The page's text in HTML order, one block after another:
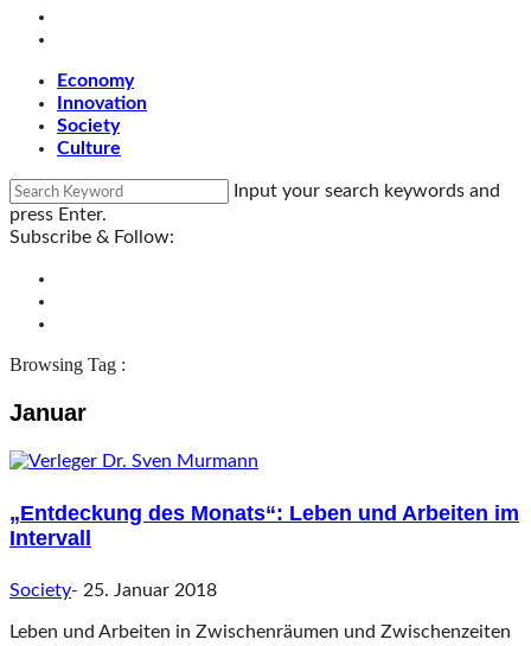
Economy
Innovation
Society
Culture
Input your search keywords and
press Enter.
Subscribe & Follow:
Browsing Tag :
Januar
„Entdeckung des Monats“: Leben und Arbeiten im
Intervall
Society- 25. Januar 2018
Leben und Arbeiten in Zwischenräumen und Zwischenzeiten